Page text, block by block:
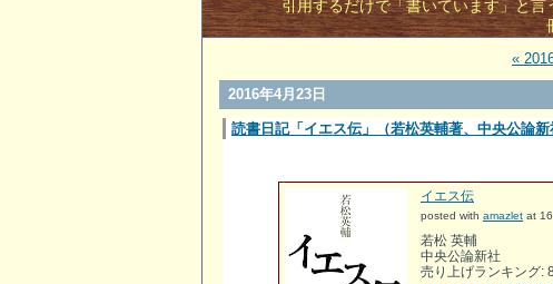
引用するだけで「書いています」と
«
2016年4月23日
読書日記「イエス伝」（若松英輔著、中央公論新
イエス伝
posted with amazlet at
若松 英輔
中央公論新社
売り上げランキング: